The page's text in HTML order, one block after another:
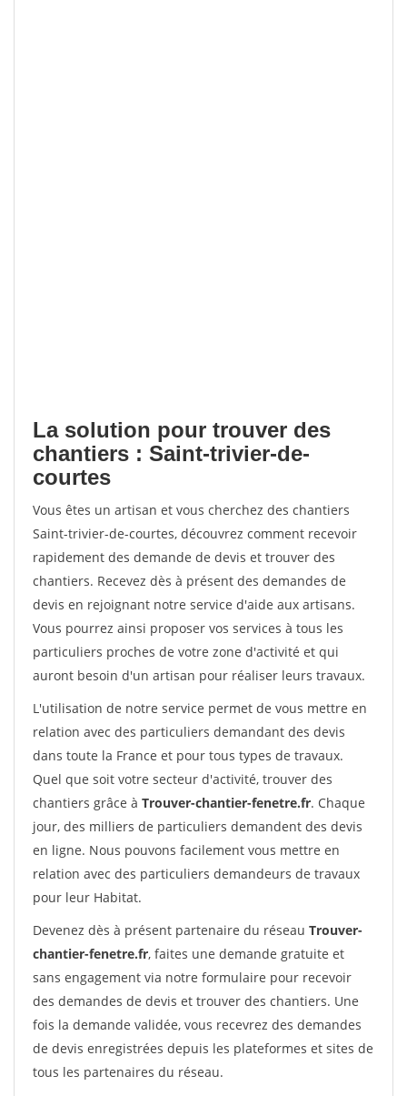
La solution pour trouver des
chantiers : Saint-trivier-de-
courtes
Vous êtes un artisan et vous cherchez des chantiers
Saint-trivier-de-courtes, découvrez comment recevoir
rapidement des demande de devis et trouver des
chantiers. Recevez dès à présent des demandes de
devis en rejoignant notre service d'aide aux artisans.
Vous pourrez ainsi proposer vos services à tous les
particuliers proches de votre zone d'activité et qui
auront besoin d'un artisan pour réaliser leurs travaux.
L'utilisation de notre service permet de vous mettre en
relation avec des particuliers demandant des devis
dans toute la France et pour tous types de travaux.
Quel que soit votre secteur d'activité, trouver des
chantiers grâce à Trouver-chantier-fenetre.fr. Chaque
jour, des milliers de particuliers demandent des devis
en ligne. Nous pouvons facilement vous mettre en
relation avec des particuliers demandeurs de travaux
pour leur Habitat.
Devenez dès à présent partenaire du réseau Trouver-
chantier-fenetre.fr, faites une demande gratuite et
sans engagement via notre formulaire pour recevoir
des demandes de devis et trouver des chantiers. Une
fois la demande validée, vous recevrez des demandes
de devis enregistrées depuis les plateformes et sites de
tous les partenaires du réseau.